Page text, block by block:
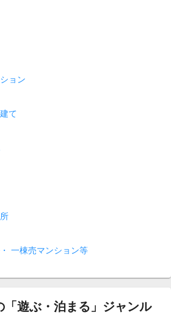
ョン
て
一棟売マンション等
「遊ぶ・泊まる」ジャンル